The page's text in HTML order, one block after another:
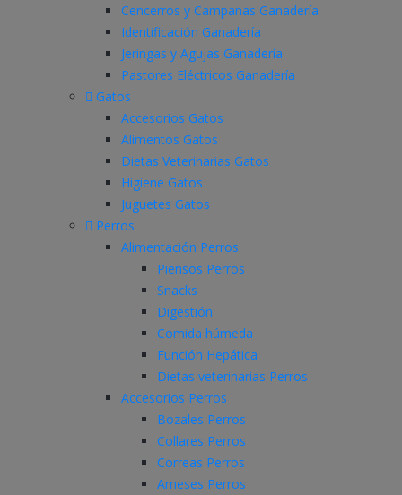
Cencerros y Campanas Ganadería
Identificación Ganadería
Jeringas y Agujas Ganadería
Pastores Eléctricos Ganadería
Gatos
Accesorios Gatos
Alimentos Gatos
Dietas Veterinarias Gatos
Higiene Gatos
Juguetes Gatos
Perros
Alimentación Perros
Piensos Perros
Snacks
Digestión
Comida húmeda
Función Hepática
Dietas veterinarias Perros
Accesorios Perros
Bozales Perros
Collares Perros
Correas Perros
Arneses Perros